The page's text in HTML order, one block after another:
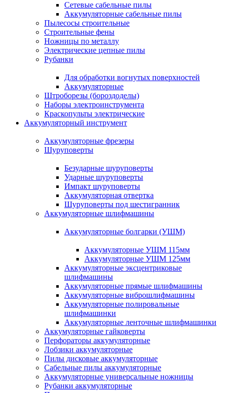
Сетевые сабельные пилы
Аккумуляторные сабельные пилы
Пылесосы строительные
Строительные фены
Ножницы по металлу
Электрические цепные пилы
Рубанки
Для обработки вогнутых поверхностей
Аккумуляторные
Штроборезы (бороздоделы)
Наборы электроинструмента
Краскопульты электрические
Аккумуляторный инструмент
Аккумуляторные фрезеры
Шуруповерты
Безударные шуруповерты
Ударные шуруповерты
Импакт шуруповерты
Аккумуляторная отвертка
Шуруповерты под шестигранник
Аккумуляторные шлифмашины
Аккумуляторные болгарки (УШМ)
Аккумуляторные УШМ 115мм
Аккумуляторные УШМ 125мм
Аккумуляторные эксцентриковые
шлифмашины
Аккумуляторные прямые шлифмашины
Аккумуляторные виброшлифмашины
Аккумуляторные полировальные
шлифмашинки
Аккумуляторные ленточные шлифмашинки
Аккумуляторные гайковерты
Перфораторы аккумуляторные
Лобзики аккумуляторные
Пилы дисковые аккумуляторные
Сабельные пилы аккумуляторные
Аккумуляторные универсальные ножницы
Рубанки аккумуляторные